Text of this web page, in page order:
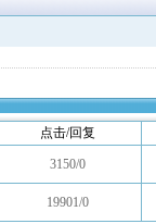
点击/回复
3150/0
19901/0